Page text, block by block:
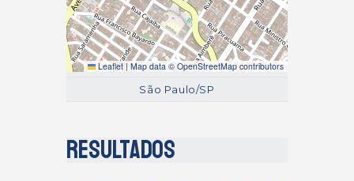
Leaflet | Map data © OpenStreetMap contributors
São Paulo/SP
Resultados